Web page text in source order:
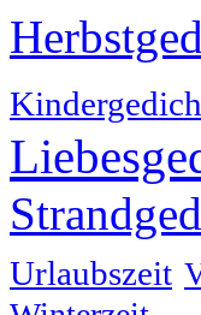
Urlaubszeit